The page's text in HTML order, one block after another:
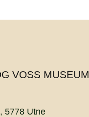
VOSS MUSEUM
5778 Utne